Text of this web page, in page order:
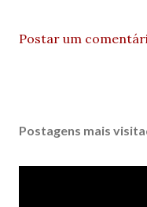
Postar um
Postagens mais